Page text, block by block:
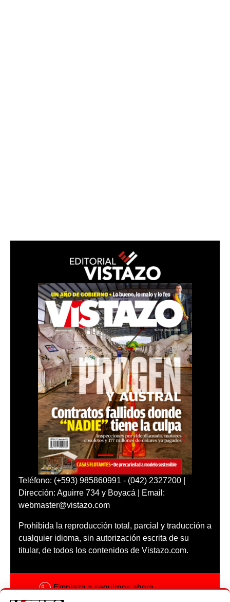
Teléfono: (+593) 985860991 - (042) 2327200 |
Dirección: Aguirre 734 y Boyacá | Email:
webmaster@vistazo.com
Prohibida la reproducción total, parcial y traducción a
cualquier idioma, sin autorización escrita de su
titular, de todos los contenidos de Vistazo.com.
Empieza a seguirnos ahora